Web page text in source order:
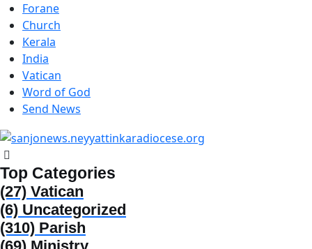
Forane
Church
Kerala
India
Vatican
Word of God
Send News
Top Categories
(27) Vatican
(6) Uncategorized
(310) Parish